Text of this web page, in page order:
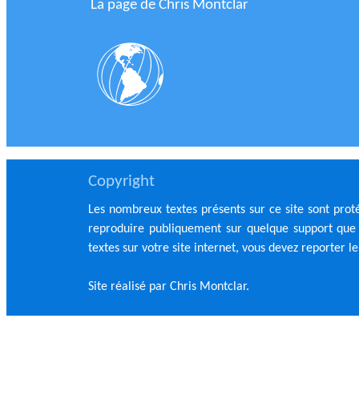
La page de Chris Montclar
Copyright
Les nombreux textes présents sur ce site sont
reproduire publiquement sur quelque support
textes sur votre site internet, vous devez reporter
Site réalisé par Chris Montclar.